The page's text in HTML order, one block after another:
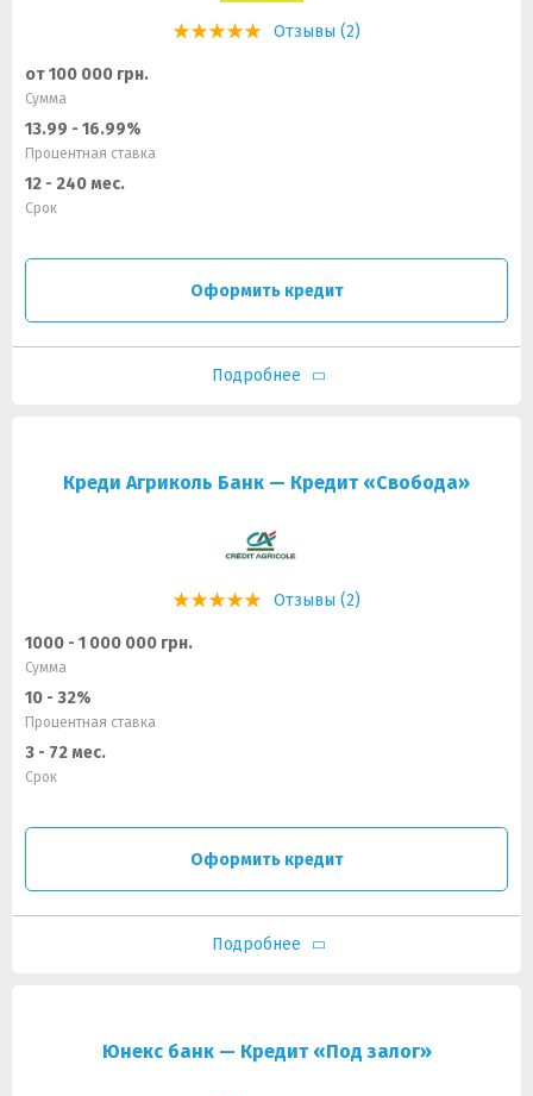
Отзывы (2)
от 100 000 грн.
Сумма
13.99 - 16.99%
Процентная ставка
12 - 240 мес.
Срок
Оформить кредит
Подробнее
Креди Агриколь Банк — Кредит «Свобода»
Отзывы (2)
1000 - 1 000 000 грн.
Сумма
10 - 32%
Процентная ставка
3 - 72 мес.
Срок
Оформить кредит
Подробнее
Юнекс банк — Кредит «Под залог»